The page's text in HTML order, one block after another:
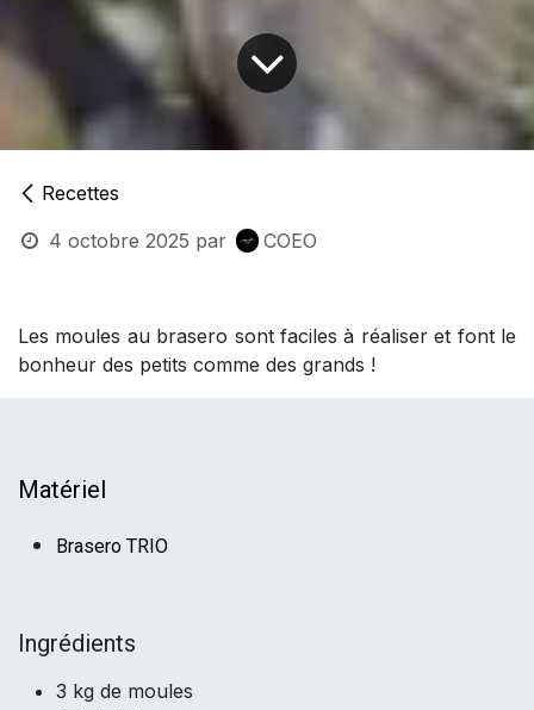
Recettes
4 octobre 2025 par COEO
Les moules au brasero sont faciles à réaliser et font le
bonheur des petits comme des grands !
Matériel
Brasero TRIO
Ingrédients
3 kg de moules